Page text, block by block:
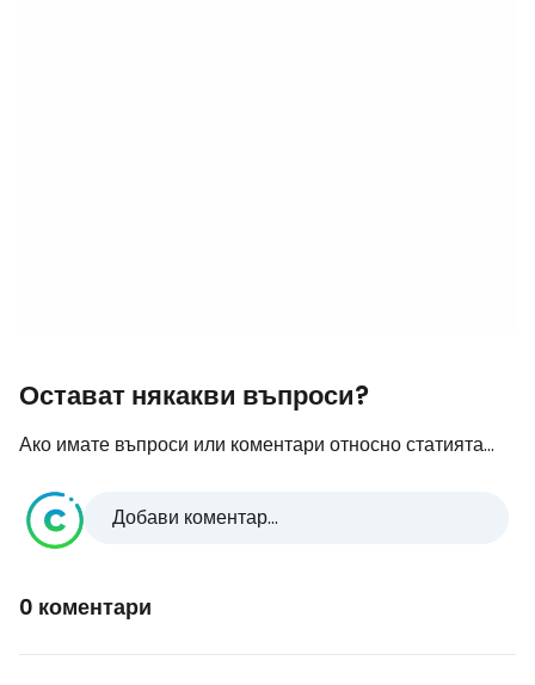
Остават някакви въпроси?
Ако имате въпроси или коментари относно статията...
Добави коментар...
0 коментари